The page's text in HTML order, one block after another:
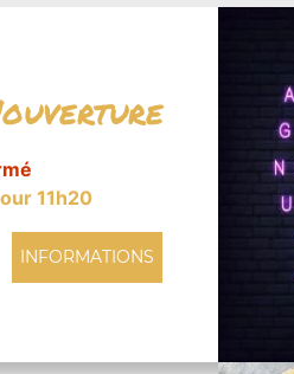
11h20
INFORMATIONS